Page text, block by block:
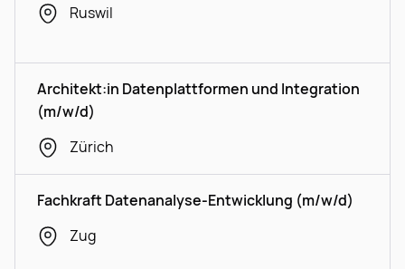
Ruswil
Architekt:in Datenplattformen und Integration
(m/w/d)
Zürich
Fachkraft Datenanalyse-Entwicklung (m/w/d)
Zug